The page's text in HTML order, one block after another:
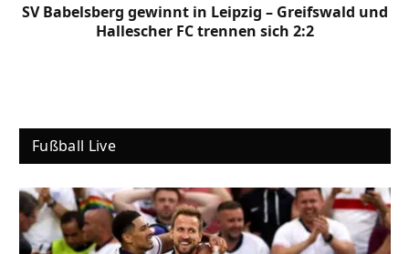
SV Babelsberg gewinnt in Leipzig – Greifswald und
Hallescher FC trennen sich 2:2
Fußball Live